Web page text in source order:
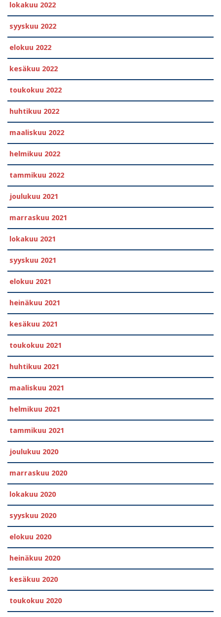
lokakuu 2022
syyskuu 2022
elokuu 2022
kesäkuu 2022
toukokuu 2022
huhtikuu 2022
maaliskuu 2022
helmikuu 2022
tammikuu 2022
joulukuu 2021
marraskuu 2021
lokakuu 2021
syyskuu 2021
elokuu 2021
heinäkuu 2021
kesäkuu 2021
toukokuu 2021
huhtikuu 2021
maaliskuu 2021
helmikuu 2021
tammikuu 2021
joulukuu 2020
marraskuu 2020
lokakuu 2020
syyskuu 2020
elokuu 2020
heinäkuu 2020
kesäkuu 2020
toukokuu 2020